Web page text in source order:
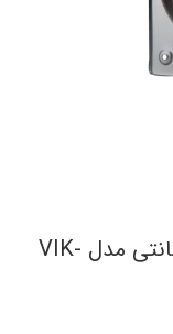
هواکش صنعتی ایلکا فلزی 40 سانتی مدل VIK-